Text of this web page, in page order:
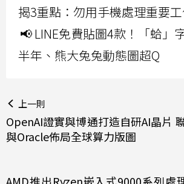
揭3重點：勿用手機處理重要
📢 LINE免費貼圖4款！「蛤」
半年、熊大兔兔動態圖超Q
上一則
OpenAI證實與博通打造自研AI晶片
與Oracle佈局全球算力版圖